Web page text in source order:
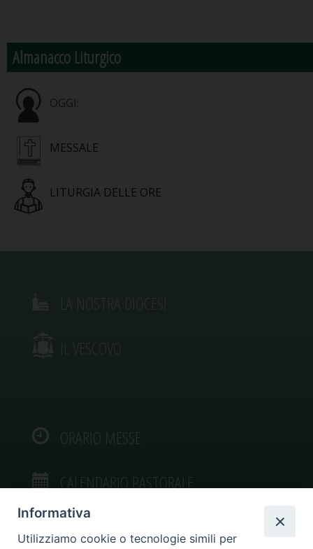
Almanacco Liturgico
OGGI:
MESSALE
LITURGIA DELLE ORE
IL VESCOVO
ORARIO MESSE
CALENDARIO PASTORALE
Informativa
Utilizziamo cookie o tecnologie simili per